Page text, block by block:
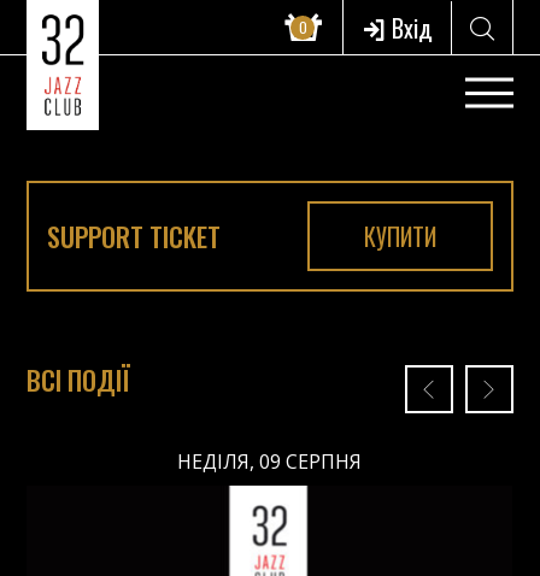
0 Вхід
SUPPORT TICKET КУПИТИ
ВСІ ПОДІЇ
НЕДІЛЯ, 09 СЕРПНЯ